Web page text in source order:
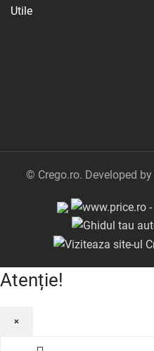
Utile
© Crego.ro. Developed by
Atenție!
×